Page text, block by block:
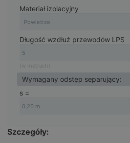
Materiał izolacyjny
Długość wzdłuż przewodów LPS
(w metrach)
Wymagany odstęp separujący:
s =
Szczegóły: